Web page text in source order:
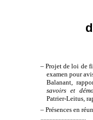
– Projet de loi de
examen pour
Balanant,
savoirs et
Patrier-Leitus,
– Présences en